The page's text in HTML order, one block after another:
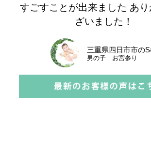
すごすことが出来ました あ
ざいました！
三重県四日市市のS
男の子 お宮参り